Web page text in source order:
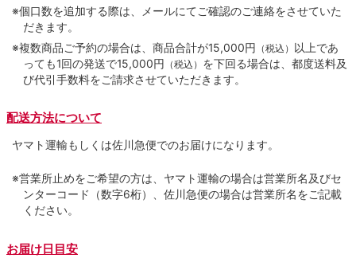
※個口数を追加する際は、メールにてご確認のご連絡をさせていた
だきます。
※複数商品ご予約の場合は、商品合計が15,000円 （税込） 以上であ
っても1回の発送で15,000円 （税込） を下回る場合は、都度送料及
び代引手数料をご請求させていただきます。
配送方法について
ヤマト運輸もしくは佐川急便でのお届けになります。
※営業所止めをご希望の方は、ヤマト運輸の場合は営業所名及びセ
ンターコード（数字6桁）、佐川急便の場合は営業所名をご記載
ください。
お届け日目安